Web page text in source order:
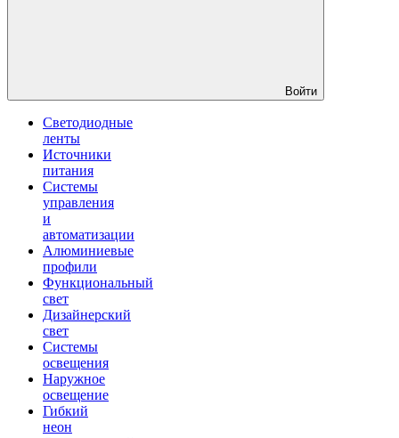
Войти
Светодиодные
ленты
Источники
питания
Системы
управления
и
автоматизации
Алюминиевые
профили
Функциональный
свет
Дизайнерский
свет
Системы
освещения
Наружное
освещение
Гибкий
неон